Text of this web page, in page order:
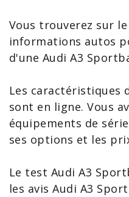
Vous trouverez sur
informations autos
d'une Audi A3
Les caractéristiques
sont en ligne. Vous
équipements de
ses options et les
Le test Audi A3
les avis Audi A3